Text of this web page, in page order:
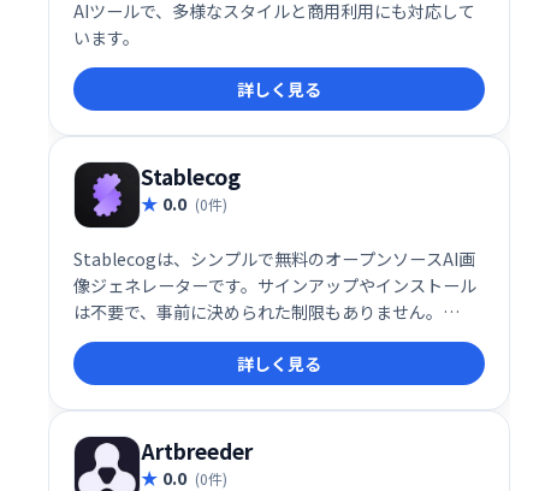
AIツールで、多様なスタイルと商用利用にも対応して
います。
詳しく見る
Stablecog
0.0 (0件)
Stablecogは、シンプルで無料のオープンソースAI画
像ジェネレーターです。サインアップやインストール
は不要で、事前に決められた制限もありません。
Stable Diffusionを誰でも手軽に利用でき、GPUパワ
ーを寄付することでさらに多くの人が利用できます。
独自のStable Diffusion GUIとしても活用可能。
Supabaseによるデータ管理で、無料での画像生成を
可能にしています。
詳しく見る
Artbreeder
0.0 (0件)